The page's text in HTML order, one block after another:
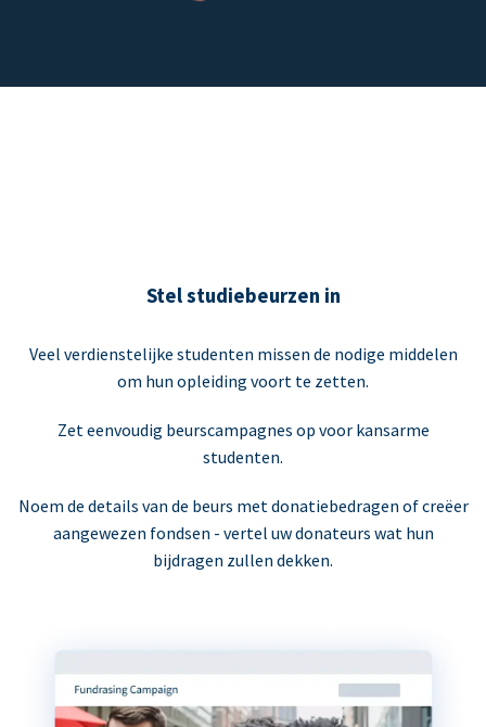
Stel studiebeurzen in
Veel verdienstelijke studenten missen de nodige middelen
om hun opleiding voort te zetten.
Zet eenvoudig beurscampagnes op voor kansarme
studenten.
Noem de details van de beurs met donatiebedragen of creëer
aangewezen fondsen - vertel uw donateurs wat hun
bijdragen zullen dekken.